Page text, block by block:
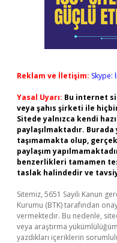
Reklam ve İletişim: Skype:
Yasal Uyarı: Bu internet
veya şahıs şirketi ile
Sitede yalnızca kendi
paylaşılmaktadır.
taşımamakta olup,
paylaşım
benzerlikleri tamamen
taslak halindedir ve
Sitemiz, 5651 Sayılı Kanun
Kurumu (BTK) tarafından
vermektedir. Bu nedenle,
veya araştırma
yazdıkları içeriklerin